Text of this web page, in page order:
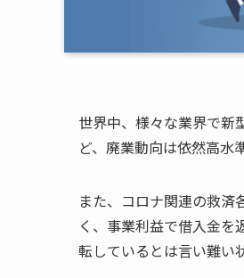
世界中、様々な業界で新
ど、廃業動向は依然高水
また、コロナ関連の救
く、事業利益で借入金
転しているとは言い難い